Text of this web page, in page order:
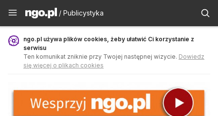
Publicystyka - ngo.pl
/ Publicystyka
ngo.pl używa plików cookies, żeby ułatwić Ci korzystanie z
serwisu
Ten komunikat zniknie przy Twojej następnej wizycie. Dowiedz
się więcej o plikach cookies